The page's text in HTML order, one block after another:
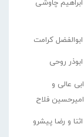
ابراهیم چاوشی
ابوالفضل کرامت
ابوذر روحی
ابی عالی و
امیرحسین فلاح
اثنا و رضا پیشرو